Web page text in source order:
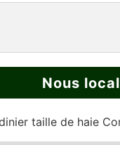
Nous
taille de haie